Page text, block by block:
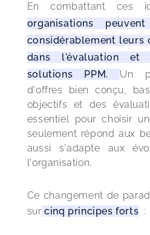
En combattant ces
organisations
considérablement leurs
dans l'évaluation
solutions PPM. Un
d'offres bien conçu,
objectifs et des
essentiel pour choisir
seulement répond aux
aussi s'adapte aux
l'organisation.
Ce changement de
sur cinq principes forts :